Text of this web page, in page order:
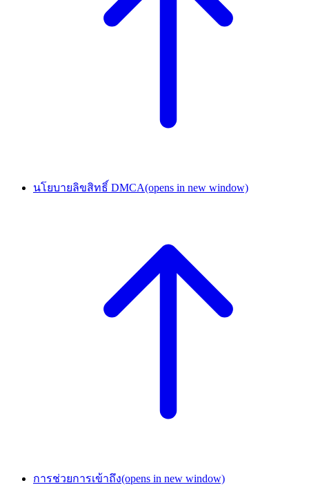
นโยบายลิขสิทธิ์ DMCA(opens in new window)
การช่วยการเข้าถึง(opens in new window)